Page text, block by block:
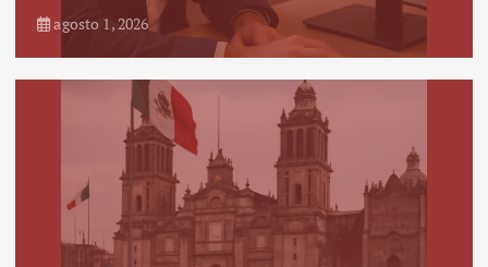
agosto 1, 2026